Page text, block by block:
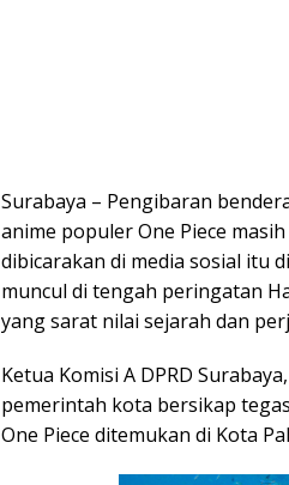
Surabaya – Pengibaran
anime populer One Piece
dibicarakan di media sosial itu
muncul di tengah peringatan
yang sarat nilai sejarah dan
Ketua Komisi A DPRD
pemerintah kota bersikap
One Piece ditemukan di Kota